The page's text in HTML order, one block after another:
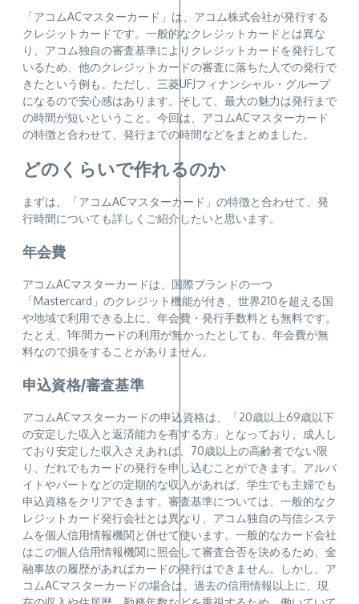
「アコムACマスターカード」は、アコム株式会社が発行する
クレジットカードです。一般的なクレジットカードとは異な
り、アコム独自の審査基準によりクレジットカードを発行して
いるため、他のクレジットカードの審査に落ちた人での発行で
きたという例も。ただし、三菱UFJフィナンシャル・グループ
になるので安心感はあります。そして、最大の魅力は発行まで
の時間が短いということ。今回は、アコムACマスターカード
の特徴と合わせて、発行までの時間などをまとめました。
どのくらいで作れるのか
まずは、「アコムACマスターカード」の特徴と合わせて、発
行時間についても詳しくご紹介したいと思います。
年会費
アコムACマスターカードは、国際ブランドの一つ
「Mastercard」のクレジット機能が付き、世界210を超える国
や地域で利用できる上に、年会費・発行手数料とも無料です。
たとえ、1年間カードの利用が無かったとしても、年会費が無
料なので損をすることがありません。
申込資格/審査基準
アコムACマスターカードの申込資格は、「20歳以上69歳以下
の安定した収入と返済能力を有する方」となっており、成人し
ており安定した収入さえあれば、70歳以上の高齢者でない限
り、だれでもカードの発行を申し込むことができます。アルバ
イトやパートなどの定期的な収入があれば、学生でも主婦でも
申込資格をクリアできます。審査基準については、一般的なク
レジットカード発行会社とは異なり、アコム独自の与信システ
ムを個人信用情報機関と併せて使います。一般的なカード会社
はこの個人信用情報機関に照会して審査合否を決めるため、金
融事故の履歴があればカードの発行はできません。しかし、ア
コムACマスターカードの場合は、過去の信用情報以上に、現